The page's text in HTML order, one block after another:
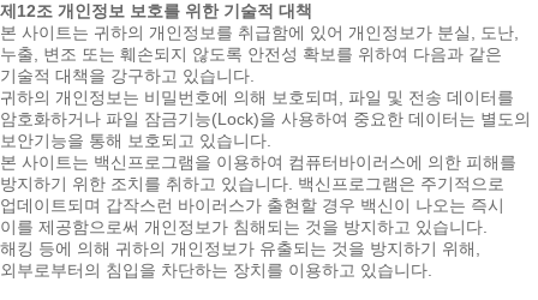
제12조 개인정보 보호를 위한 기술적 대책
본 사이트는 귀하의 개인정보를 취급함에 있어 개인정보가 분실, 도난,
누출, 변조 또는 훼손되지 않도록 안전성 확보를 위하여 다음과 같은
기술적 대책을 강구하고 있습니다.
귀하의 개인정보는 비밀번호에 의해 보호되며, 파일 및 전송 데이터를
암호화하거나 파일 잠금기능(Lock)을 사용하여 중요한 데이터는 별도의
보안기능을 통해 보호되고 있습니다.
본 사이트는 백신프로그램을 이용하여 컴퓨터바이러스에 의한 피해를
방지하기 위한 조치를 취하고 있습니다. 백신프로그램은 주기적으로
업데이트되며 갑작스런 바이러스가 출현할 경우 백신이 나오는 즉시
이를 제공함으로써 개인정보가 침해되는 것을 방지하고 있습니다.
해킹 등에 의해 귀하의 개인정보가 유출되는 것을 방지하기 위해,
외부로부터의 침입을 차단하는 장치를 이용하고 있습니다.